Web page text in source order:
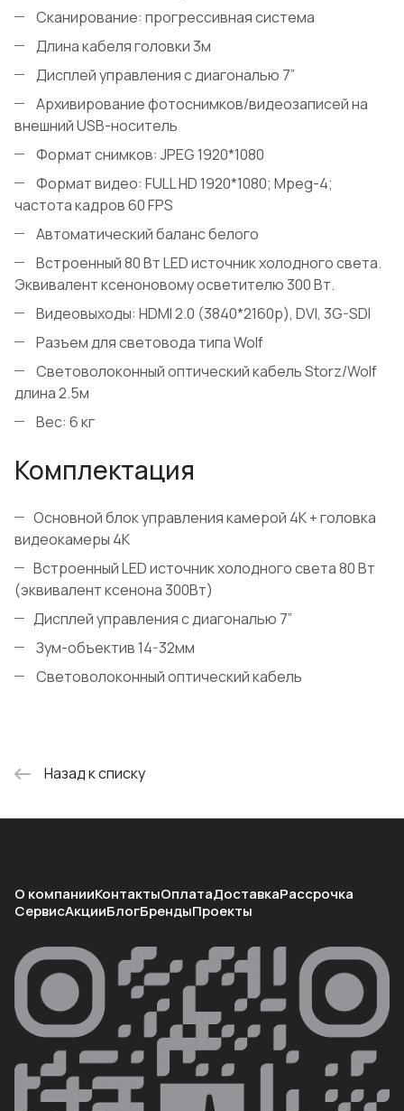
Сканирование: прогрессивная система
Длина кабеля головки 3м
Дисплей управления с диагональю 7”
Архивирование фотоснимков/видеозаписей на
внешний USB-носитель
Формат снимков: JPEG 1920*1080
Формат видео: FULL HD 1920*1080; Mpeg-4;
частота кадров 60 FPS
Автоматический баланс белого
Встроенный 80 Вт LED источник холодного света.
Эквивалент ксеноновому осветителю 300 Вт.
Видеовыходы: HDMI 2.0 (3840*2160р), DVI, 3G-SDI
Разъем для световода типа Wolf
Световолоконный оптический кабель Storz/Wolf
длина 2.5м
Вес: 6 кг
Комплектация
Основной блок управления камерой 4K + головка
видеокамеры 4K
Встроенный LED источник холодного света 80 Вт
(эквивалент ксенона 300Вт)
Дисплей управления с диагональю 7”
Зум-объектив 14-32мм
Световолоконный оптический кабель
Назад к списку
О компанииКонтактыОплатаДоставкаРассрочка
СервисАкцииБлогБрендыПроекты